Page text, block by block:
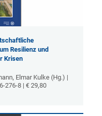
Resilienz und
Krisen
Elmar Kulke (Hg.) |
276-8 | € 29,80